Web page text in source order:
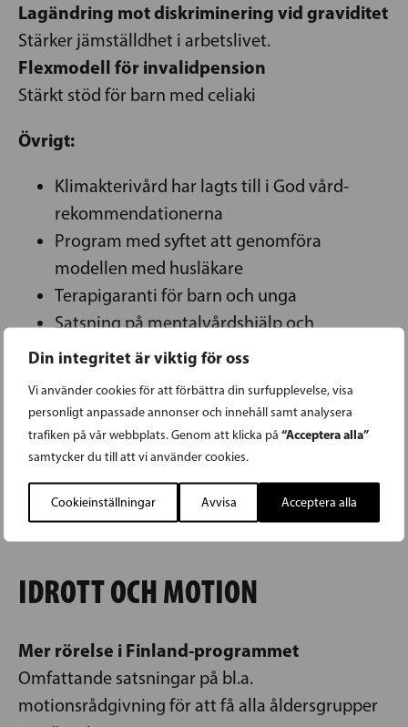
Din integritet är viktig för oss
Vi använder cookies för att förbättra din surfupplevelse, visa
personligt anpassade annonser och innehåll samt analysera
trafiken på vår webbplats. Genom att klicka på “Acceptera alla”
samtycker du till att vi använder cookies.
Cookieinställningar Avvisa Acceptera alla
Lagändring mot diskriminering vid graviditet
Stärker jämställdhet i arbetslivet.
Flexmodell för invalidpension
Stärkt stöd för barn med celiaki
Övrigt:
Klimakterivård har lagts till i God vård-
rekommendationerna
Program med syftet att genomföra
modellen med husläkare
Terapigaranti för barn och unga
Satsning på mentalvårdshjälp och
mentalvårdstjänster med låg tröskel
närståendevård höjs (530€/mån)
Förlikning avskaffas i fall av familje- och
närståendevåld.
Psykoterapiutbildningen ändras till två
steg, det första avgiftsfritt.
IDROTT OCH MOTION
Mer rörelse i Finland-programmet
Omfattande satsningar på bl.a.
motionsrådgivning för att få alla åldersgrupper